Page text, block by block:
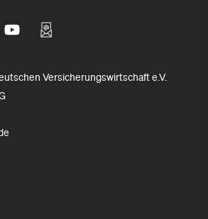
Versicherungswirtschaft e.V.